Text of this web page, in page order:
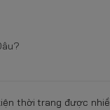
thời trang được